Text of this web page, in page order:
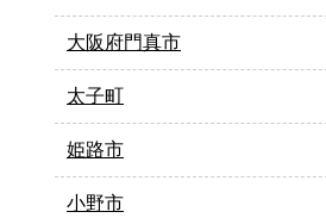
大阪府門真市
太子町
姫路市
小野市